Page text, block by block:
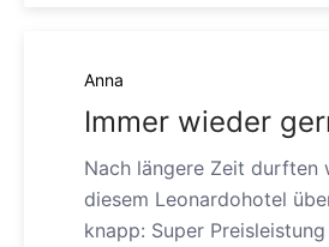
Anna
Immer wieder
Nach längere Zeit durften
diesem Leonardohotel
knapp: Super